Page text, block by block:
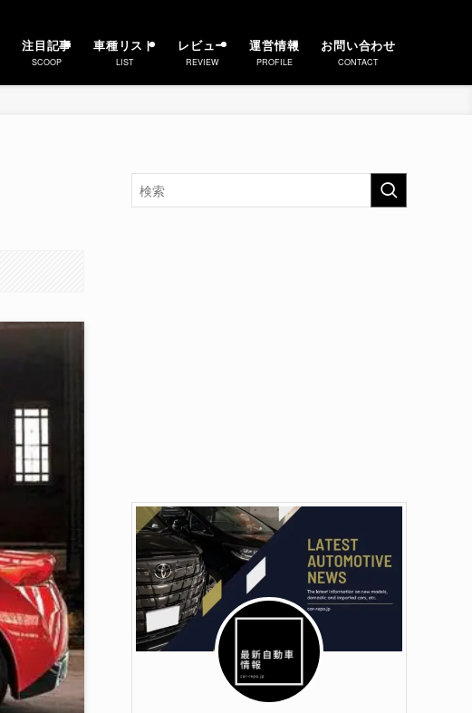
注目記事
SCOOP
車種リスト
LIST
レビュー
REVIEW
運営情報
PROFILE
お問い合わせ
CONTACT